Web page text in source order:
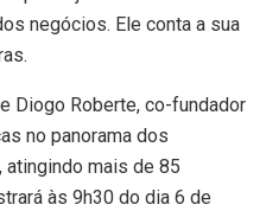
negócios. Ele conta a sua
Diogo Roberte, co-fundador
no panorama dos
mais de 85
às 9h30 do dia 6 de